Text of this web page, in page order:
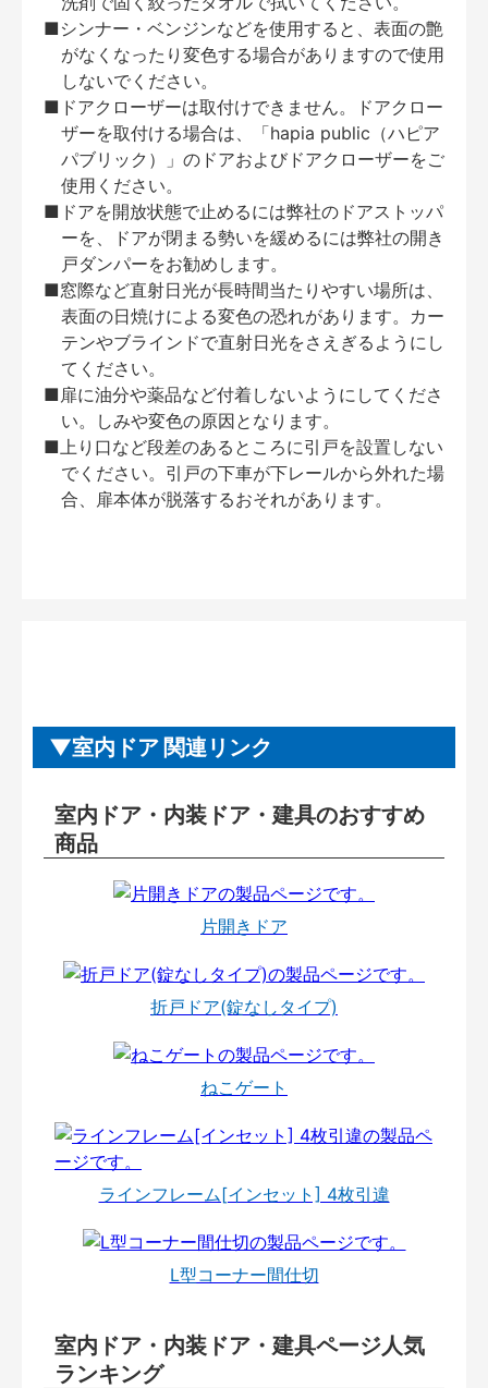
■シンナー・ベンジンなどを使用すると、表面の艶
がなくなったり変色する場合がありますので使用
しないでください。
■ドアクローザーは取付けできません。ドアクロー
ザーを取付ける場合は、「hapia public（ハピア
パブリック）」のドアおよびドアクローザーをご
使用ください。
■ドアを開放状態で止めるには弊社のドアストッパ
ーを、ドアが閉まる勢いを緩めるには弊社の開き
戸ダンパーをお勧めします。
■窓際など直射日光が長時間当たりやすい場所は、
表面の日焼けによる変色の恐れがあります。カー
テンやブラインドで直射日光をさえぎるようにし
てください。
■扉に油分や薬品など付着しないようにしてくださ
い。しみや変色の原因となります。
■上り口など段差のあるところに引戸を設置しない
でください。引戸の下車が下レールから外れた場
合、扉本体が脱落するおそれがあります。
室内ドア 関連リンク
室内ドア・内装ドア・建具のおすすめ
商品
片開きドア
折戸ドア(錠なしタイプ)
ねこゲート
ラインフレーム[インセット] 4枚引違
L型コーナー間仕切
室内ドア・内装ドア・建具ページ人気
ランキング